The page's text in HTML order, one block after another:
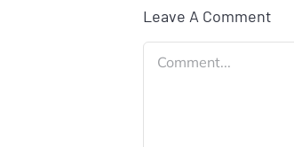
Leave A Comment
Comment